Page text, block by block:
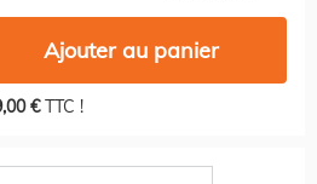
Ajouter au panier
€TTC !